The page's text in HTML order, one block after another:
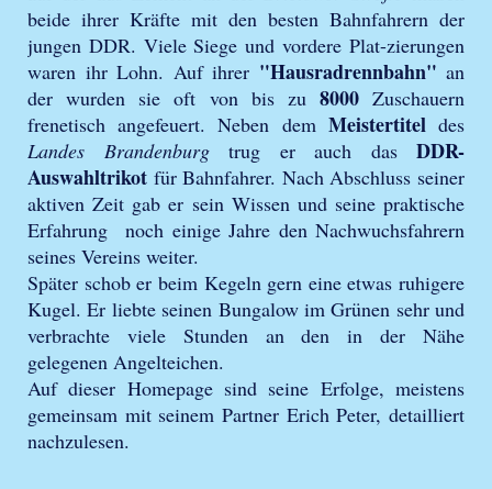
beide ihrer Kräfte mit den besten Bahnfahrern der
jungen DDR. Viele Siege und vordere Plat-zierungen
waren ihr Lohn. Auf ihrer "Hausradrennbahn" an
der wurden sie oft von bis zu 8000Zuschauern
frenetisch angefeuert. Neben dem Meistertiteldes
Landes Brandenburgtrug er auch das DDR-
Auswahltrikot für Bahnfahrer. Nach Abschluss seiner
aktiven Zeit gab er sein Wissen und seine praktische
Erfahrung noch einige Jahre den Nachwuchsfahrern
seines Vereins weiter.
Später schob er beim Kegeln gern eine etwas ruhigere
Kugel. Er liebte seinen Bungalow im Grünen sehr und
verbrachte viele Stunden an den in der Nähe
gelegenen Angelteichen.
Auf dieser Homepage sind seine Erfolge, meistens
gemeinsam mit seinem Partner Erich Peter, detailliert
nachzulesen.